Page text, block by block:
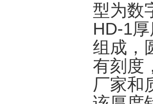
型为数
HD-1
组成，
有刻度
厂家和